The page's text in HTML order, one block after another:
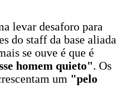
levar desaforo para
do staff da base aliada
se ouve é que é
homem quieto". Os
um "pelo